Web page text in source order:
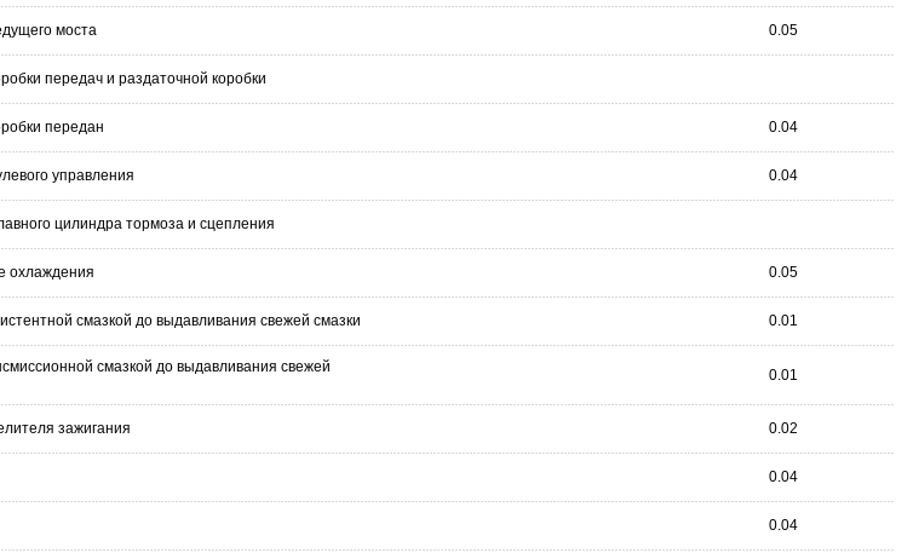
моста 0.05
передач и раздаточной коробки
передан 0.04
управления 0.04
цилиндра тормоза и сцепления
охлаждения 0.05
смазкой до выдавливания свежей смазки 0.01
смазкой до выдавливания свежей
0.01
зажигания 0.02
0.04
0.04